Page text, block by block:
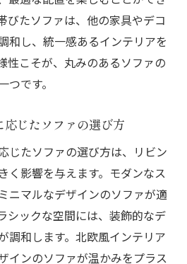
びたソファは、他の家具やデコ
和し、統一感あるインテリアを
性こそが、丸みのあるソファの
です。
じたソファの選び方
じたソファの選び方は、リビン
く影響を与えます。モダンなス
ニマルなデザインのソファが適
シックな空間には、装飾的なデ
調和します。北欧風インテリア
インのソファが温かみをプラス